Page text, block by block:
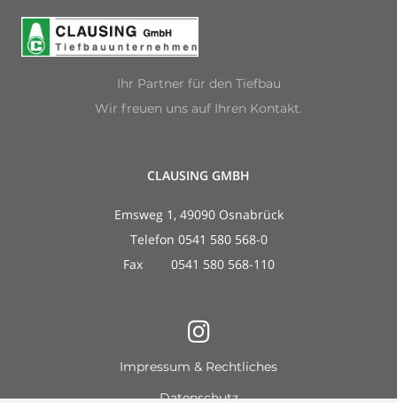
Ihr Partner für den Tiefbau
Wir freuen uns auf Ihren Kontakt.
CLAUSING GMBH
Emsweg 1, 49090 Osnabrück
Telefon 0541 580 568-0
Fax 0541 580 568-110
Impressum & Rechtliches
Datenschutz